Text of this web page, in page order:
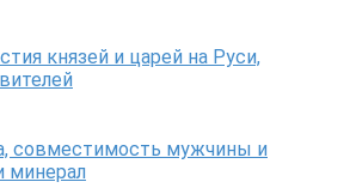
князей и царей на Руси,
совместимость мужчины и
минерал